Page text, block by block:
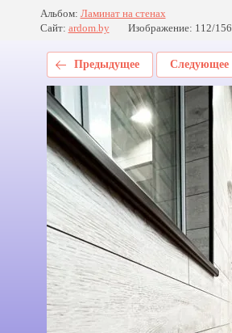
Альбом: Ламинат на стенах
Сайт: ardom.by Изображение: 112/156
Предыдущее Следующее